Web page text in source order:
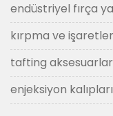
endüstriyel fırça
kırpma ve
tafting
enjeksiyon kalıpları